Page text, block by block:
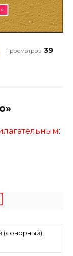
Просмотров 39
:
(сонорный),